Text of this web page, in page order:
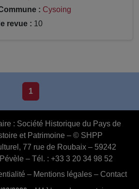
: Cysoing
revue : 10
1
: Société Historique du Pays de
et Patrimoine – © SHPP
77 rue de Roubaix – 59242
– Tél. : +33 3 20 34 98 52
– Mentions légales – Contact